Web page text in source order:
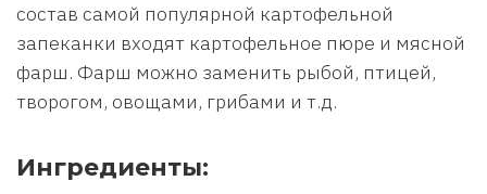
состав самой популярной картофельной
запеканки входят картофельное пюре и мясной
фарш. Фарш можно заменить рыбой, птицей,
творогом, овощами, грибами и т.д.
Ингредиенты: